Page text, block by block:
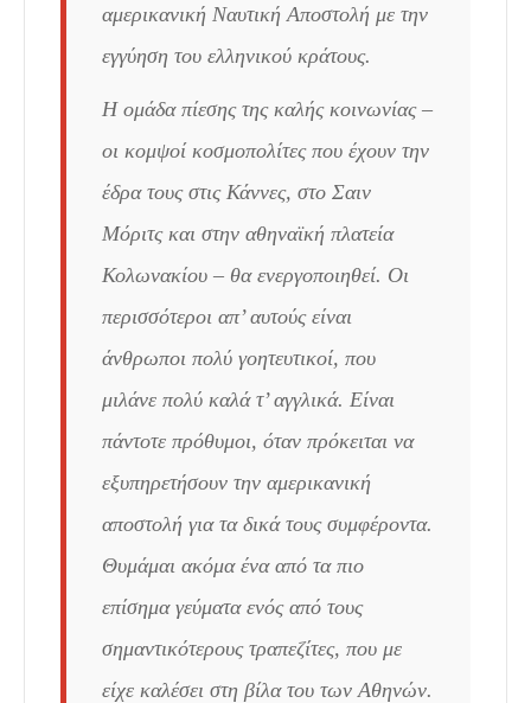
αμερικανική Ναυτική Αποστολή με την
εγγύηση του ελληνικού κράτους.
Η ομάδα πίεσης της καλής κοινωνίας –
οι κομψοί κοσμοπολίτες που έχουν την
έδρα τους στις Κάννες, στο Σαιν
Μόριτς και στην αθηναϊκή πλατεία
Κολωνακίου – θα ενεργοποιηθεί. Οι
περισσότεροι απ’ αυτούς είναι
άνθρωποι πολύ γοητευτικοί, που
μιλάνε πολύ καλά τ’ αγγλικά. Είναι
πάντοτε πρόθυμοι, όταν πρόκειται να
εξυπηρετήσουν την αμερικανική
αποστολή για τα δικά τους συμφέροντα.
Θυμάμαι ακόμα ένα από τα πιο
επίσημα γεύματα ενός από τους
σημαντι­κότερους τραπεζίτες, που με
είχε καλέσει στη βίλα του των Αθηνών.